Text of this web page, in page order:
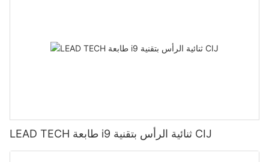
LEAD TECH طابعة i9 ثنائية الرأس بتقنية CIJ